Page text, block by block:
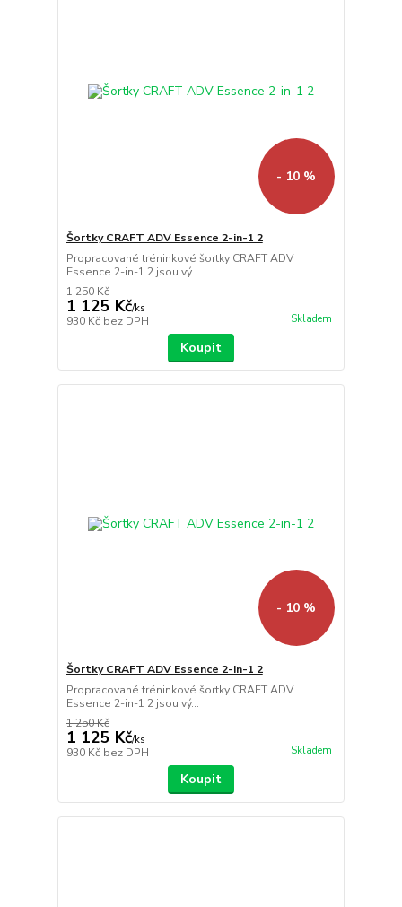
- 10 %
Šortky CRAFT ADV Essence 2-in-1 2
Propracované tréninkové šortky CRAFT ADV
Essence 2-in-1 2 jsou vý...
1 250 Kč
1 125 Kč/ks
930 Kč bez DPH Skladem
Koupit
- 10 %
Šortky CRAFT ADV Essence 2-in-1 2
Propracované tréninkové šortky CRAFT ADV
Essence 2-in-1 2 jsou vý...
1 250 Kč
1 125 Kč/ks
930 Kč bez DPH Skladem
Koupit